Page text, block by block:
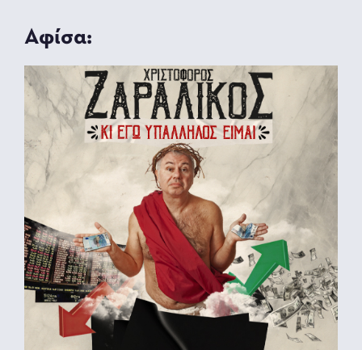
Αφίσα: